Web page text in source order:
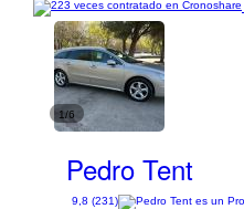
1/6
Pedro Tent
9,8 (231)